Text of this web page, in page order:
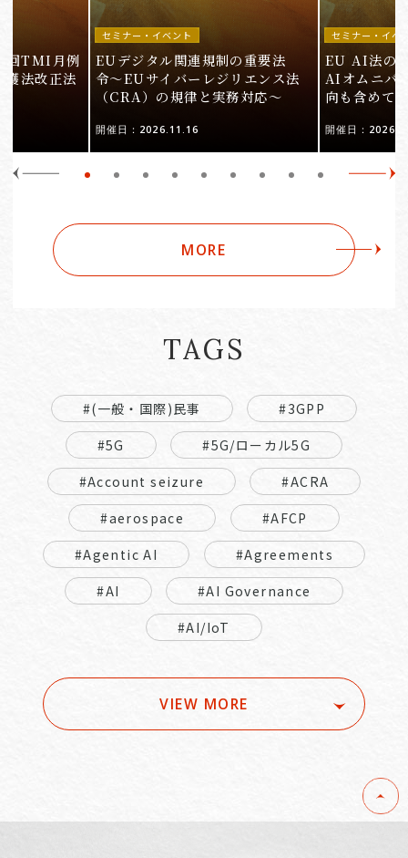
回TMI月例
護法改正法
セミナー・イベント
EUデジタル関連規制の重要法
令〜EUサイバーレジリエンス法
（CRA）の規律と実務対応〜
開催日：2026.11.16
セミナー・イベ
EU AI法の
AIオムニバ
向も含めて
開催日：
MORE
TAGS
#(一般・国際)民事
#3GPP
#5G
#5G/ローカル5G
#Account seizure
#ACRA
#aerospace
#AFCP
#Agentic AI
#Agreements
#AI
#AI Governance
#AI/IoT
VIEW MORE